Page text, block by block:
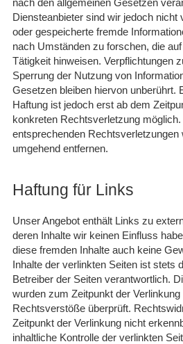
nach den allgemeinen Gesetzen
Diensteanbieter sind wir jedoch nicht
oder gespeicherte fremde
nach Umständen zu forschen, die
Tätigkeit hinweisen. Verpflichtungen
Sperrung der Nutzung von
Gesetzen bleiben hiervon unberührt.
Haftung ist jedoch erst ab dem
konkreten Rechtsverletzung
entsprechenden Rechtsverletzungen
umgehend entfernen.
Haftung für Links
Unser Angebot enthält Links zu
deren Inhalte wir keinen Einfluss
diese fremden Inhalte auch keine
Inhalte der verlinkten Seiten ist stets
Betreiber der Seiten verantwortlich.
wurden zum Zeitpunkt der
Rechtsverstöße überprüft.
Zeitpunkt der Verlinkung nicht
inhaltliche Kontrolle der verlinkten